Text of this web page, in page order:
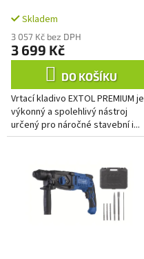
t
ů
Skladem
3 057 Kč bez DPH
3 699 Kč
DO KOŠÍKU
Vrtací kladivo EXTOL PREMIUM je
výkonný a spolehlivý nástroj
určený pro náročné stavební i...